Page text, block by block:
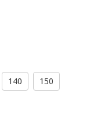
140 150